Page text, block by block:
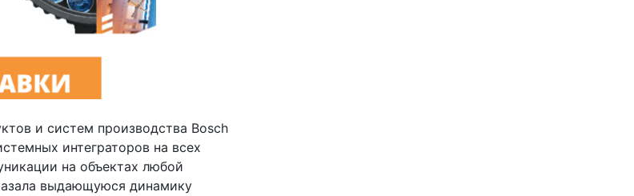
и систем производства Bosch
интеграторов на всех
на объектах любой
выдающуюся динамику